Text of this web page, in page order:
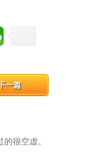
很空虚。
一篇